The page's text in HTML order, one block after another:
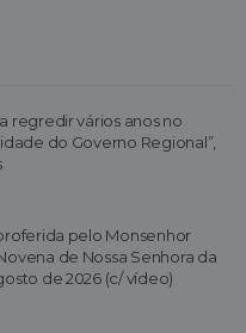
regredir vários anos no
do Governo Regional”,
pelo Monsenhor
de Nossa Senhora da
de 2026 (c/ vídeo)